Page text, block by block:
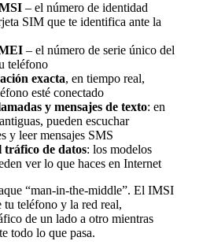
– el número de identidad
SIM que te identifica ante la
– el número de serie único del
teléfono
exacta, en tiempo real,
esté conectado
y mensajes de texto: en
pueden escuchar
y leer mensajes SMS
de datos: los modelos
ver lo que haces en Internet
“man-in-the-middle”. El IMSI
tu teléfono y la red real,
de un lado a otro mientras
todo lo que pasa.